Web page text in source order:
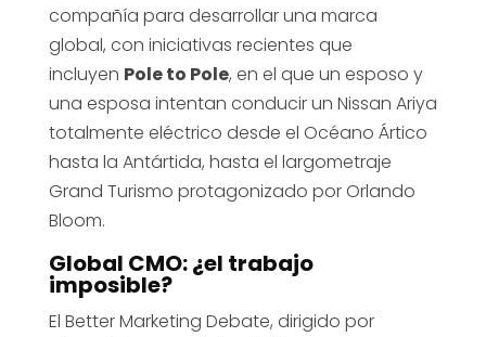
compañía para desarrollar una marca
global, con iniciativas recientes que
incluyen Pole to Pole, en el que un esposo y
una esposa intentan conducir un Nissan Ariya
totalmente eléctrico desde el Océano Ártico
hasta la Antártida, hasta el largometraje
Grand Turismo protagonizado por Orlando
Bloom.
Global CMO: ¿el trabajo
imposible?
El Better Marketing Debate, dirigido por